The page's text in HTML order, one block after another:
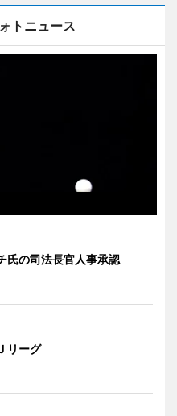
トニュース
氏の司法長官人事承認
リーグ